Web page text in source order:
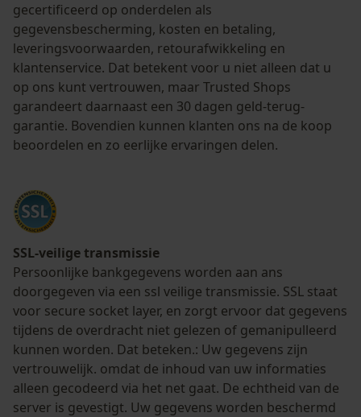
gecertificeerd op onderdelen als
gegevensbescherming, kosten en betaling,
leveringsvoorwaarden, retourafwikkeling en
klantenservice. Dat betekent voor u niet alleen dat u
op ons kunt vertrouwen, maar Trusted Shops
garandeert daarnaast een 30 dagen geld-terug-
garantie. Bovendien kunnen klanten ons na de koop
beoordelen en zo eerlijke ervaringen delen.
SSL-veilige transmissie
Persoonlijke bankgegevens worden aan ans
doorgegeven via een ssl veilige transmissie. SSL staat
voor secure socket layer, en zorgt ervoor dat gegevens
tijdens de overdracht niet gelezen of gemanipulleerd
kunnen worden. Dat beteken.: Uw gegevens zijn
vertrouwelijk. omdat de inhoud van uw informaties
alleen gecodeerd via het net gaat. De echtheid van de
server is gevestigt. Uw gegevens worden beschermd